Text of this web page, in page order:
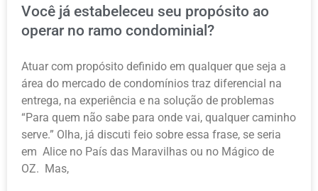
Você já estabeleceu seu propósito ao
operar no ramo condominial?
Atuar com propósito definido em qualquer que seja a
área do mercado de condomínios traz diferencial na
entrega, na experiência e na solução de problemas
“Para quem não sabe para onde vai, qualquer caminho
serve.” Olha, já discuti feio sobre essa frase, se seria
em Alice no País das Maravilhas ou no Mágico de
OZ. Mas,